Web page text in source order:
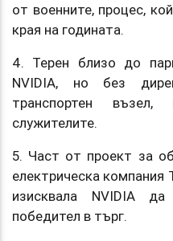
от военните, процес,
края на годината.
4. Терен близо до
NVIDIA, но без
транспортен
служителите.
5. Част от проект за
електрическа компания
изисквала NVIDIA
победител в търг.